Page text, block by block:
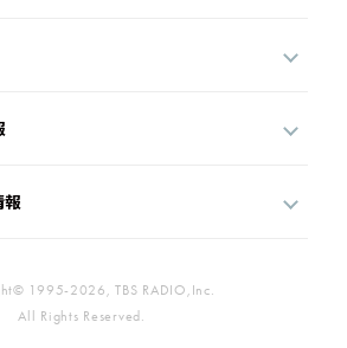
報
1995-2026, TBS RADIO,Inc.
All Rights Reserved.